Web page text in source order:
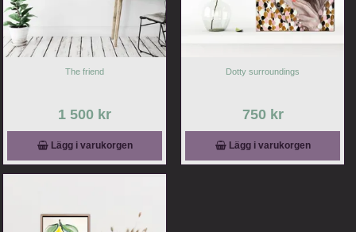
The friend
1 500 kr
Lägg i varukorgen
Dotty surroundings
750 kr
Lägg i varukorgen